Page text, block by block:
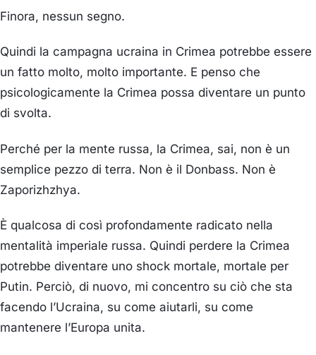
Finora, nessun segno.
Quindi la campagna ucraina in Crimea potrebbe essere
un fatto molto, molto importante. E penso che
psicologicamente la Crimea possa diventare un punto
di svolta.
Perché per la mente russa, la Crimea, sai, non è un
semplice pezzo di terra. Non è il Donbass. Non è
Zaporizhzhya.
È qualcosa di così profondamente radicato nella
mentalità imperiale russa. Quindi perdere la Crimea
potrebbe diventare uno shock mortale, mortale per
Putin. Perciò, di nuovo, mi concentro su ciò che sta
facendo l’Ucraina, su come aiutarli, su come
mantenere l’Europa unita.